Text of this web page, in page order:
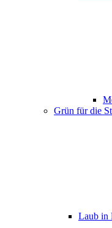
Grün für die
Laub in